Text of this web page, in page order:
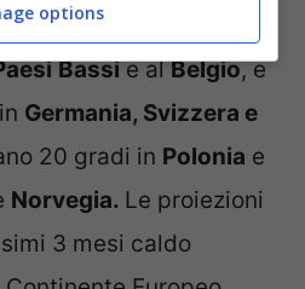
25-26 gradi
Bassie alBelgio, e
Germania, Svizzera e
20 gradi in Polonia e
Norvegia. Le proiezioni
3 mesi caldo
options